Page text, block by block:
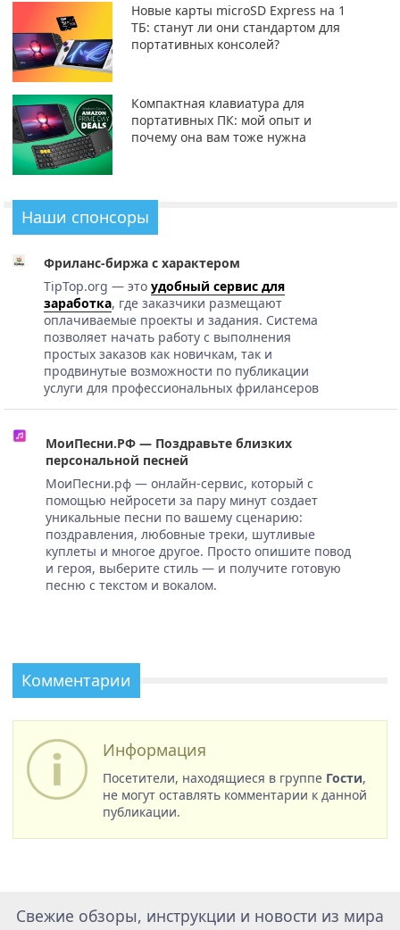
Новые карты microSD Express на 1
ТБ: станут ли они стандартом для
портативных консолей?
Компактная клавиатура для
портативных ПК: мой опыт и
почему она вам тоже нужна
Наши спонсоры
Фриланс-биржа с характером
TipTop.org — это удобный сервис для
заработка, где заказчики размещают
оплачиваемые проекты и задания. Система
позволяет начать работу с выполнения
простых заказов как новичкам, так и
продвинутые возможности по публикации
услуги для профессиональных фрилансеров
МоиПесни.РФ — Поздравьте близких
персональной песней
МоиПесни.рф — онлайн-сервис, который с
помощью нейросети за пару минут создает
уникальные песни по вашему сценарию:
поздравления, любовные треки, шутливые
куплеты и многое другое. Просто опишите повод
и героя, выберите стиль — и получите готовую
песню с текстом и вокалом.
Комментарии
Информация
Посетители, находящиеся в группе Гости,
не могут оставлять комментарии к данной
публикации.
Свежие обзоры, инструкции и новости из мира